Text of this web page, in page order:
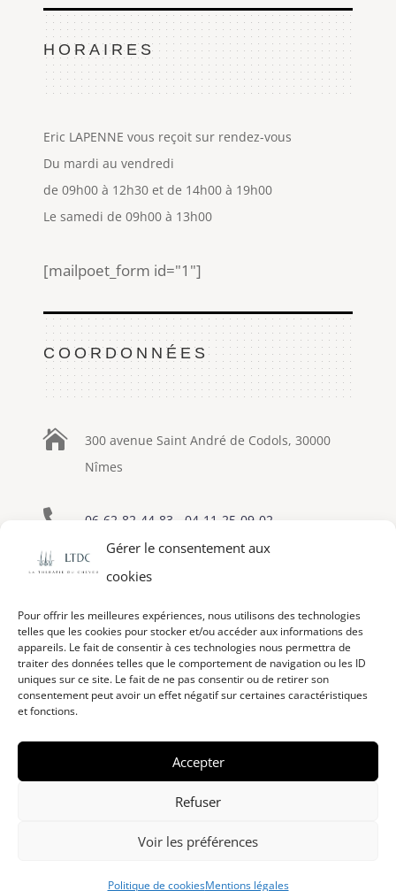
Gérer le consentement aux
cookies
Pour offrir les meilleures expériences, nous utilisons des technologies
telles que les cookies pour stocker et/ou accéder aux informations des
appareils. Le fait de consentir à ces technologies nous permettra de
traiter des données telles que le comportement de navigation ou les ID
uniques sur ce site. Le fait de ne pas consentir ou de retirer son
consentement peut avoir un effet négatif sur certaines caractéristiques
et fonctions.
Accepter
Refuser
Voir les préférences
Politique de cookiesMentions légales
HORAIRES
Eric LAPENNE vous reçoit sur rendez-vous
Du mardi au vendredi
de 09h00 à 12h30 et de 14h00 à 19h00
Le samedi de 09h00 à 13h00
[mailpoet_form id="1"]
COORDONNÉES

300 avenue Saint André de Codols, 30000
Nîmes
 06-62-82-44-83 04-11-25-09-02
 eric-lapenne@therapie-cheveu.fr
Une création l’Agence BewweB.fr